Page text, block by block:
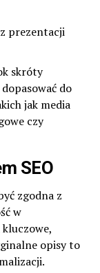
prezentacji
skróty
do
jak media
czy
SEO
zgodna z
w
opisy to